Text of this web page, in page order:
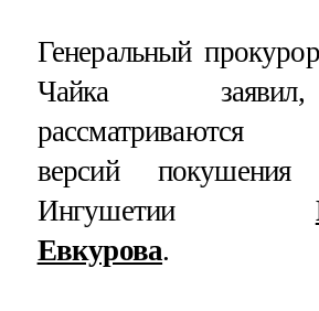
Генеральный
Чайка
рассматриваются
версий
Ингушетии
Евкурова.